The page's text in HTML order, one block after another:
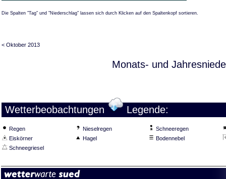
Die Spalten "Tag" und "Niederschlag" lassen sich durch Klicken auf den Spaltenkopf sortieren.
< Oktober 2013
Monats- und
Wetterbeobachtungen Legende:
Regen Nieselregen
Schneeregen
Eiskörner
Hagel
Bodennebel
Schneegriesel